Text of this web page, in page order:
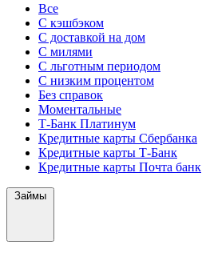
Все
С кэшбэком
С доставкой на дом
С милями
С льготным периодом
С низким процентом
Без справок
Моментальные
Т-Банк Платинум
Кредитные карты Сбербанка
Кредитные карты Т-Банк
Кредитные карты Почта банк
Займы